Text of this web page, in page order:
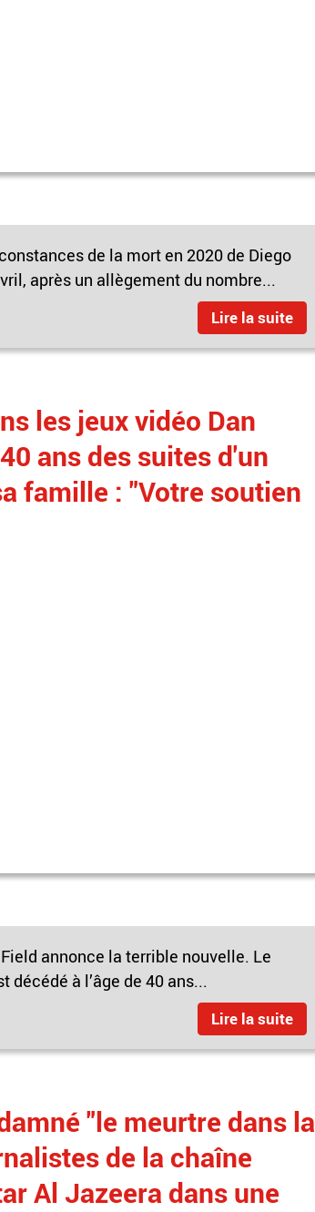
de la mort en 2020 de Diego
après un allègement du nombre...
Lire la suite
les jeux vidéo Dan
ans des suites d'un
famille : "Votre soutien
annonce la terrible nouvelle. Le
à l’âge de 40 ans...
Lire la suite
"le meurtre dans la
de la chaîne
Al Jazeera dans une